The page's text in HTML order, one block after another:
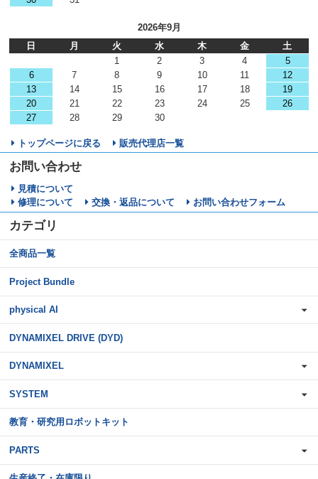
2026年9月
日
月 火 水 木 金
土
1
2 3 4
5
6
7 8 9 10 11
12
13
14 15 16 17 18
19
20
21 22 23 24 25
26
27
28 29 30
トップページに戻る 販売代理店一覧
お問い合わせ
見積について
修理について
交換・返品について お問い合わせフォーム
カテゴリ
全商品一覧
Project Bundle
physical AI
DYNAMIXEL DRIVE (DYD)
DYNAMIXEL
SYSTEM
教育・研究用ロボットキット
PARTS